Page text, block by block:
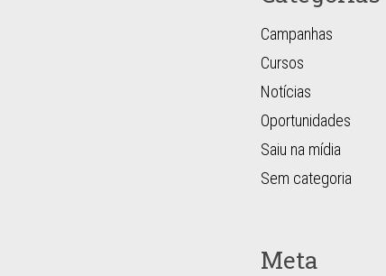
Campanhas
Cursos
Notícias
Oportunidades
Saiu na mídia
Sem categoria
Meta